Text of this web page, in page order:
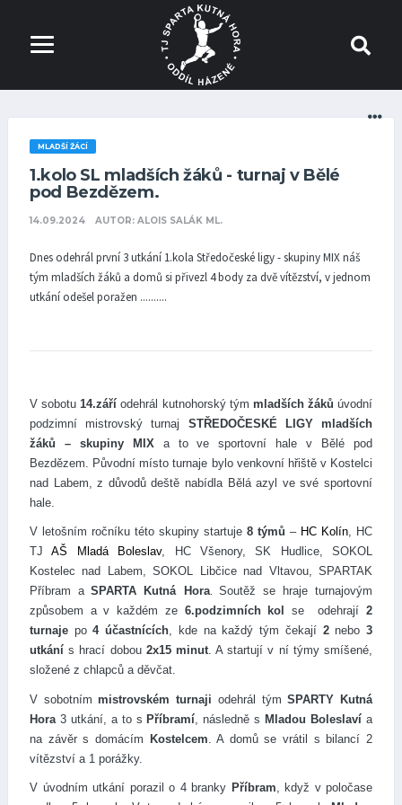
MLADŠÍ ŽÁCÍ
1.kolo SL mladších žáků - turnaj v Bělé
pod Bezdězem.
14.09.2024 AUTOR: ALOIS SALÁK ML.
Dnes odehrál první 3 utkání 1.kola Středočeské ligy - skupiny MIX náš
tým mladších žáků a domů si přivezl 4 body za dvě vítězství, v jednom
utkání odešel poražen ..........
V sobotu 14.září odehrál kutnohorský tým mladších žáků úvodní
podzimní mistrovský turnaj STŘEDOČESKÉ LIGY mladších
žáků – skupiny MIX a to ve sportovní hale v Bělé pod
Bezdězem. Původní místo turnaje bylo venkovní hřiště v Kostelci
nad Labem, z důvodů deště nabídla Bělá azyl ve své sportovní
hale.
V letošním ročníku této skupiny startuje 8 týmů – HC Kolín, HC
TJAŠ Mladá Boleslav, HC Všenory, SK Hudlice, SOKOL
Kostelec nad Labem,SOKOL Libčice nad Vltavou,SPARTAK
Příbram a SPARTA Kutná Hora. Soutěž se hraje turnajovým
způsobem a v každém ze 6.podzimních kol se odehrají2
turnaje po4 účastnících, kde na každý tým čekají 2 nebo 3
utkání s hrací dobou 2x15 minut. A startují v ní týmy smíšené,
složené z chlapců a děvčat.
V sobotnímmistrovském turnaji odehrál týmSPARTY Kutná
Hora 3 utkání, a to sPříbramí , následně sMladou Boleslaví a
na závěr s domácím Kostelcem
A domů se vrátil s bilancí 2
vítězství a 1 porážky.
V úvodním utkání porazil o 4 branky Příbram, když v poločase